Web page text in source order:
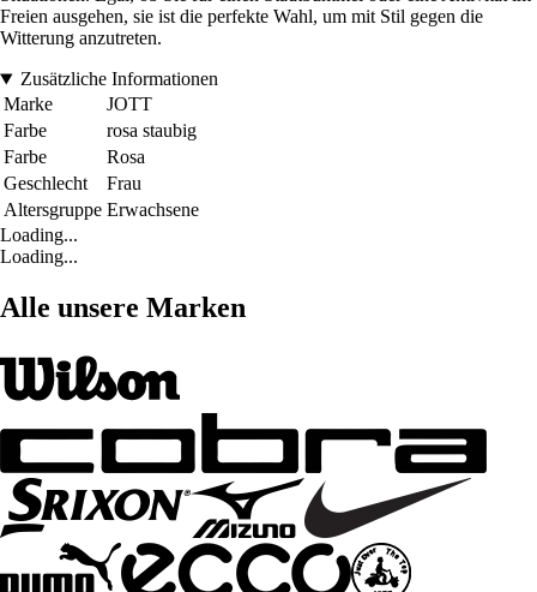
Freien ausgehen, sie ist die perfekte Wahl, um mit Stil gegen die
Witterung anzutreten.
Zusätzliche Informationen
Marke
JOTT
Farbe
rosa staubig
Farbe
Rosa
Geschlecht
Frau
Altersgruppe Erwachsene
Loading...
Loading...
Alle unsere Marken